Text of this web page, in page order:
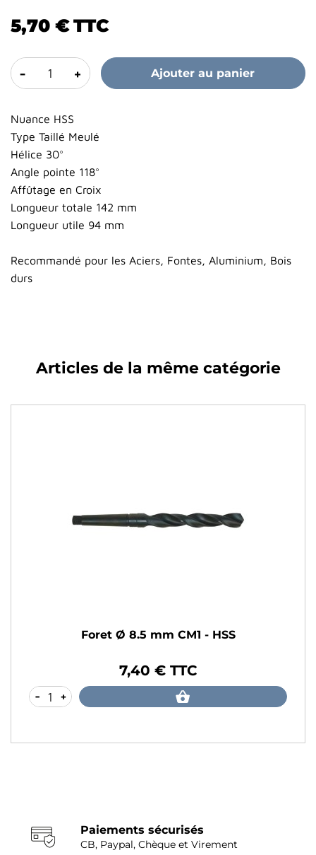
5,70 €TTC
- + Ajouter au panier
Nuance HSS
Type Taillé Meulé
Hélice 30°
Angle pointe 118°
Affûtage en Croix
Longueur totale 142 mm
Longueur utile 94 mm
Recommandé pour les Aciers, Fontes, Aluminium, Bois
durs
Articles de la même catégorie
Foret Ø 8.5 mm CM1 - HSS
7,40 € TTC
- +
Paiements sécurisés
CB, Paypal, Chèque et Virement